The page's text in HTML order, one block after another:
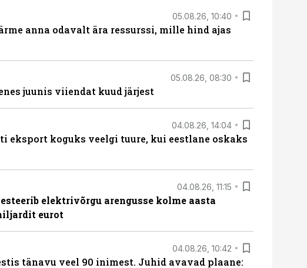
05.08.26, 10:40
anna odavalt ära ressurssi, mille hind ajas
05.08.26, 08:30
juunis viiendat kuud järjest
04.08.26, 14:04
eksport koguks veelgi tuure, kui eestlane oskaks
04.08.26, 11:15
elektrivõrgu arengusse kolme aasta
eurot
04.08.26, 10:42
tänavu veel 90 inimest. Juhid avavad plaane: